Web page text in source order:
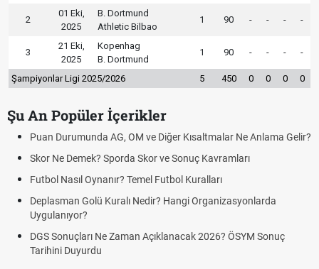
2
01 Eki,
2025
B. Dortmund
Athletic Bilbao
1 90 - - - -
3
21 Eki,
2025
Kopenhag
B. Dortmund
1 90 - - - -
Şampiyonlar Ligi 2025/2026 5 450 0 0 0 0
Şu An Popüler İçerikler
Puan Durumunda AG, OM ve Diğer Kısaltmalar Ne Anlama Gelir?
Skor Ne Demek? Sporda Skor ve Sonuç Kavramları
Futbol Nasıl Oynanır? Temel Futbol Kuralları
Deplasman Golü Kuralı Nedir? Hangi Organizasyonlarda
Uygulanıyor?
DGS Sonuçları Ne Zaman Açıklanacak 2026? ÖSYM Sonuç
Tarihini Duyurdu